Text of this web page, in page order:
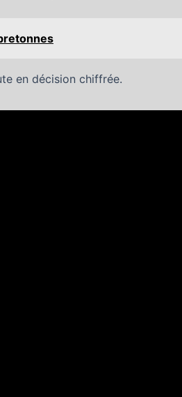
en décision chiffrée.